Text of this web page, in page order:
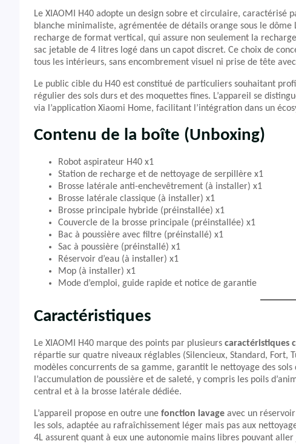
Le XIAOMI H40 adopte un design sobre et circulaire,
blanche minimaliste, agrémentée de détails orange sous le dôme
recharge de format vertical, qui assure non seulement la
sac jetable de 4 litres logé dans un capot discret. Ce choix de
tous les intérieurs, sans encombrement visuel ni prise de tête
Le public cible du H40 est constitué de particuliers souhaitant
régulier des sols durs et des moquettes fines. L’appareil se
via l’application Xiaomi Home, facilitant l’intégration dans un
Contenu de la boîte (Unboxing)
Robot aspirateur H40 x1
Station de recharge et de nettoyage de serpillère x1
Brosse latérale anti-enchevêtrement (à installer) x1
Brosse latérale classique (à installer) x1
Brosse principale hybride (préinstallée) x1
Couvercle de la brosse principale (préinstallée) x1
Bac à poussière avec filtre (préinstallé) x1
Sac à poussière (préinstallé) x1
Réservoir d’eau (à installer) x1
Mop (à installer) x1
Mode d’emploi, guide rapide et notice de garantie
Caractéristiques
Le XIAOMI H40 marque des points par plusieurs caractéristiques
répartie sur quatre niveaux réglables (Silencieux, Standard, Fort,
modèles concurrents de sa gamme, garantit le nettoyage des
l’accumulation de poussière et de saleté, y compris les poils
central et à la brosse latérale dédiée.
L’appareil propose en outre une fonction lavage avec un
les sols, adaptée au rafraîchissement léger mais pas aux
4L assurent quant à eux une autonomie mains libres pouvant